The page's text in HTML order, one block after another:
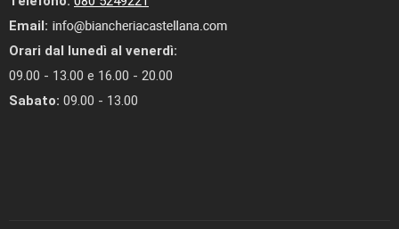
Email:
Orari dal lunedì al venerdì:
09.00 - 13.00 e 16.00 - 20.00
Sabato: 09.00 - 13.00